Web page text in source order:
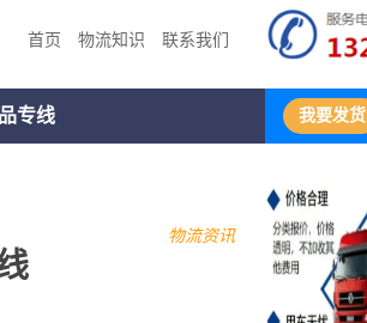
首页 物流知识 联系我们
专线 我要发货
物流资讯